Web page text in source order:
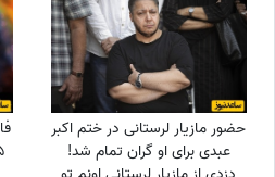
حضور مازیار لرستانی در ختم اکبر
عبدی برای او گران تمام شد!